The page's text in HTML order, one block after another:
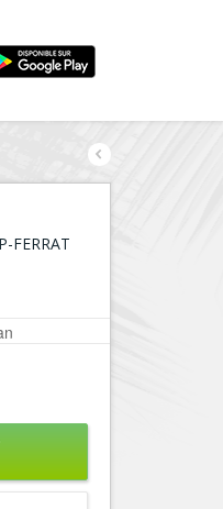
Par quartiers
Nice Promenade du
Nice le petit Marais Niçois
Nice la plaine du Var
FERRAT